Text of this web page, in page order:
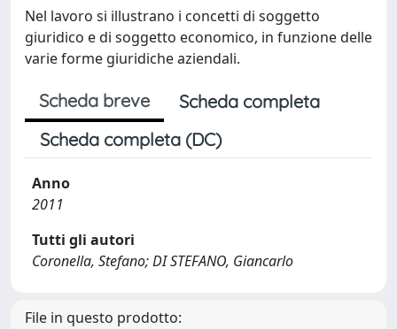
Nel lavoro si illustrano i concetti di soggetto
giuridico e di soggetto economico, in funzione delle
varie forme giuridiche aziendali.
Scheda breve
Scheda completa
Scheda completa (DC)
Anno
2011
Tutti gli autori
Coronella, Stefano; DI STEFANO, Giancarlo
File in questo prodotto: